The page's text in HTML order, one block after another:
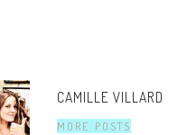
CAMILLE VILLARD
MORE POSTS